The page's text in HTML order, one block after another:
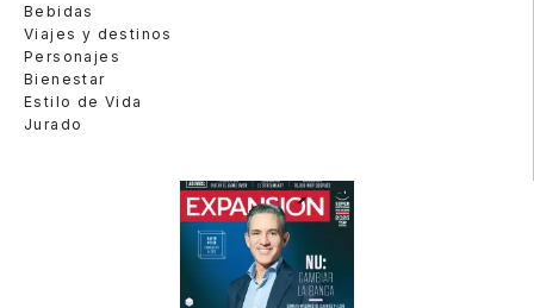
Bebidas
Viajes y destinos
Personajes
Bienestar
Estilo de Vida
Jurado